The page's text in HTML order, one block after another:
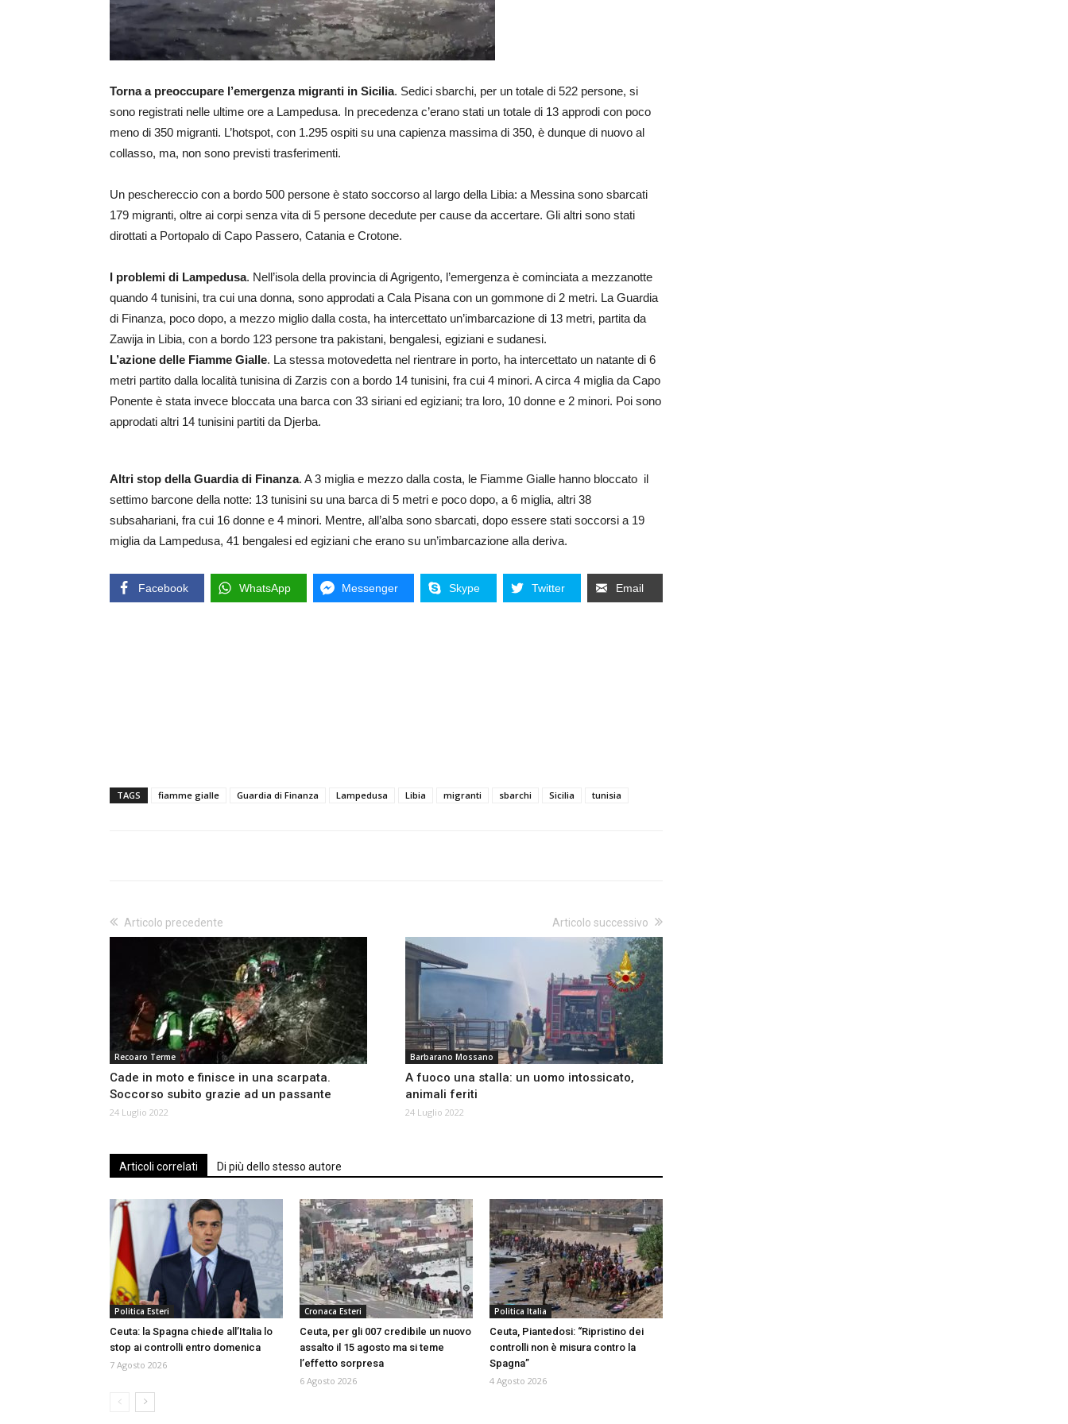
Torna a preoccupare l’emergenza migranti in Sicilia. Sedici sbarchi, per un totale di 522 persone, si
sono registrati nelle ultime ore a Lampedusa. In precedenza c’erano stati un totale di 13 approdi con poco
meno di 350 migranti. L’hotspot, con 1.295 ospiti su una capienza massima di 350, è dunque di nuovo al
collasso, ma, non sono previsti trasferimenti.
Un peschereccio con a bordo 500 persone è stato soccorso al largo della Libia: a Messina sono sbarcati
179 migranti, oltre ai corpi senza vita di 5 persone decedute per cause da accertare. Gli altri sono stati
dirottati a Portopalo di Capo Passero, Catania e Crotone.
I problemi di Lampedusa. Nell’isola della provincia di Agrigento, l’emergenza è cominciata a mezzanotte
quando 4 tunisini, tra cui una donna, sono approdati a Cala Pisana con un gommone di 2 metri. La Guardia
di Finanza, poco dopo, a mezzo miglio dalla costa, ha intercettato un’imbarcazione di 13 metri, partita da
Zawija in Libia, con a bordo 123 persone tra pakistani, bengalesi, egiziani e sudanesi.
L’azione delle Fiamme Gialle. La stessa motovedetta nel rientrare in porto, ha intercettato un natante di 6
metri partito dalla località tunisina di Zarzis con a bordo 14 tunisini, fra cui 4 minori. A circa 4 miglia da Capo
Ponente è stata invece bloccata una barca con 33 siriani ed egiziani; tra loro, 10 donne e 2 minori. Poi sono
approdati altri 14 tunisini partiti da Djerba.
Altri stop della Guardia di Finanza. A 3 miglia e mezzo dalla costa, le Fiamme Gialle hanno bloccato il
settimo barcone della notte: 13 tunisini su una barca di 5 metri e poco dopo, a 6 miglia, altri 38
subsahariani, fra cui 16 donne e 4 minori. Mentre, all’alba sono sbarcati, dopo essere stati soccorsi a 19
miglia da Lampedusa, 41 bengalesi ed egiziani che erano su un’imbarcazione alla deriva.
Facebook WhatsApp Messenger Skype Twitter Email
TAGS fiamme gialle Guardia di Finanza Lampedusa Libia migranti sbarchi Sicilia tunisia
Articolo precedente
Recoaro Terme
Cade in moto e finisce in una scarpata.
Soccorso subito grazie ad un passante
24 Luglio 2022
Articolo successivo
Barbarano Mossano
A fuoco una stalla: un uomo intossicato,
animali feriti
24 Luglio 2022
Articoli correlati Di più dello stesso autore
Politica Esteri
Ceuta: la Spagna chiede all’Italia lo
stop ai controlli entro domenica
7 Agosto 2026
Cronaca Esteri
Ceuta, per gli 007 credibile un nuovo
assalto il 15 agosto ma si teme
l’effetto sorpresa
6 Agosto 2026
Politica Italia
Ceuta, Piantedosi: “Ripristino dei
controlli non è misura contro la
Spagna”
4 Agosto 2026